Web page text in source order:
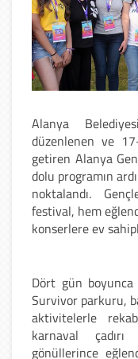
Alanya
düzenlenen ve
getiren Alanya
dolu programın
noktalandı.
festival, hem
konserlere ev
Dört gün boyunca
Survivor parkuru,
aktivitelerle
karnaval
gönüllerince